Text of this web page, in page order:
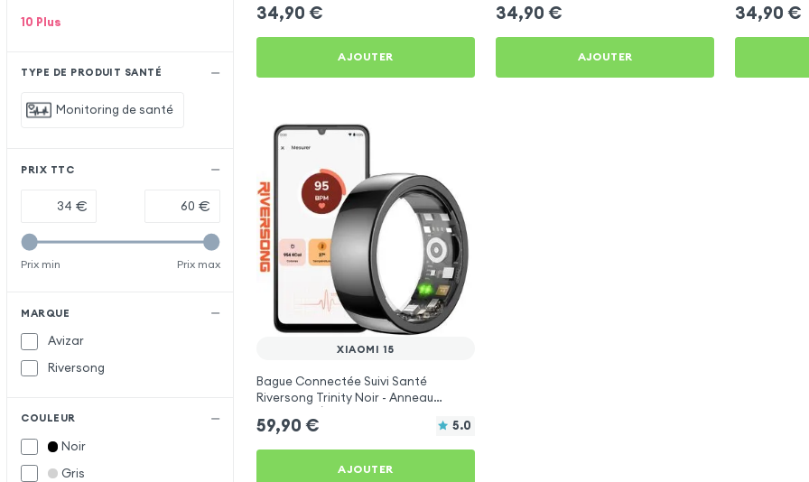
10 Plus
TYPE DE PRODUIT SANTÉ
Monitoring de santé
PRIX TTC
€ €
Prix min Prix max
MARQUE
Avizar
Riversong
COULEUR
Noir
Gris
34,90 €
AJOUTER
34,90 €
AJOUTER
34,90 €
XIAOMI 15
Bague Connectée Suivi Santé
Riversong Trinity Noir - Anneau
59,90 € 5.0
AJOUTER